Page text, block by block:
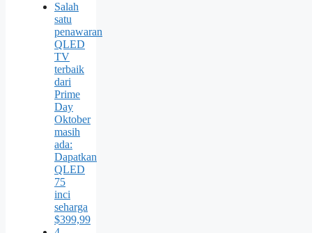
Salah
satu
penawaran
QLED
TV
terbaik
dari
Prime
Day
Oktober
masih
ada:
Dapatkan
QLED
75
inci
seharga
$399,99